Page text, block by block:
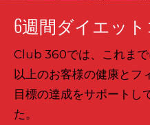
6週間ダイエット
Club 360では、これまで
以上のお客様の健康とフ
目標の達成をサポートし
た。